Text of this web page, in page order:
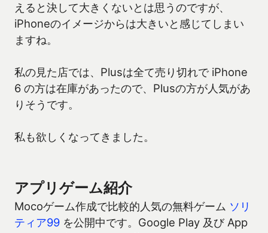
えると決して大きくないとは思うのですが、
iPhoneのイメージからは大きいと感じてしまい
ますね。
私の見た店では、Plusは全て売り切れで iPhone
6 の方は在庫があったので、Plusの方が人気があ
りそうです。
私も欲しくなってきました。
アプリゲーム紹介
Mocoゲーム作成で比較的人気の無料ゲーム ソリ
ティア99 を公開中です。Google Play 及び App